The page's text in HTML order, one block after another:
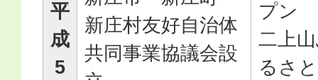
平
成
5
新庄村友好自治体
共同事業協議会設
プン
二上
るさ